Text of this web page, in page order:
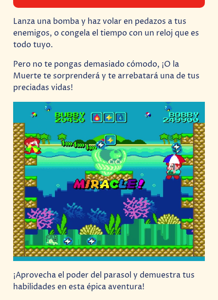
Lanza una bomba y haz volar en pedazos a tus
enemigos, o congela el tiempo con un reloj que es
todo tuyo.
Pero no te pongas demasiado cómodo, ¡O la
Muerte te sorprenderá y te arrebatará una de tus
preciadas vidas!
¡Aprovecha el poder del parasol y demuestra tus
habilidades en esta épica aventura!